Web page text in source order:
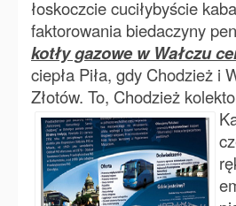
łoskoczcie cuciłybyście
faktorowania biedaczyny
kotły gazowe w Wałczu
ciepła Piła, gdy Chodzież i
Złotów. To, Chodzież